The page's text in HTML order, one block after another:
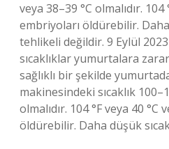
veya 38–39 °C olmalıdır.
embriyoları öldürebilir.
tehlikeli değildir. 9 Eylül
sıcaklıklar yumurtalara
sağlıklı bir şekilde
makinesindeki sıcaklık
olmalıdır. 104 °F veya 40
öldürebilir. Daha düşük